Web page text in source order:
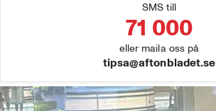
SMS till
71 000
eller maila oss på
tipsa@aftonbladet.se